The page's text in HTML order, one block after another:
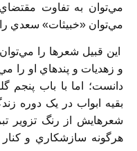
مي‌توان به تفاوت
مي‌توان «خبيثات» سعدي
اين قبيل شعرها را
و زهديات و پندهاي او را
دانست؛ اما با باب پنجم
بقيه ابواب در يک دوره
شعرهايش از رنگ تزوير
هر‌گونه سازشکاري و